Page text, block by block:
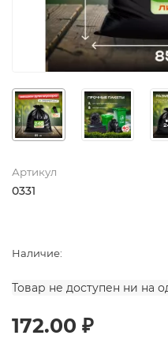
Артикул
0331
Наличие:
Товар не доступен ни на
172.00 ₽